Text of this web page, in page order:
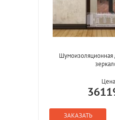
Цена
ЗАКАЗАТЬ